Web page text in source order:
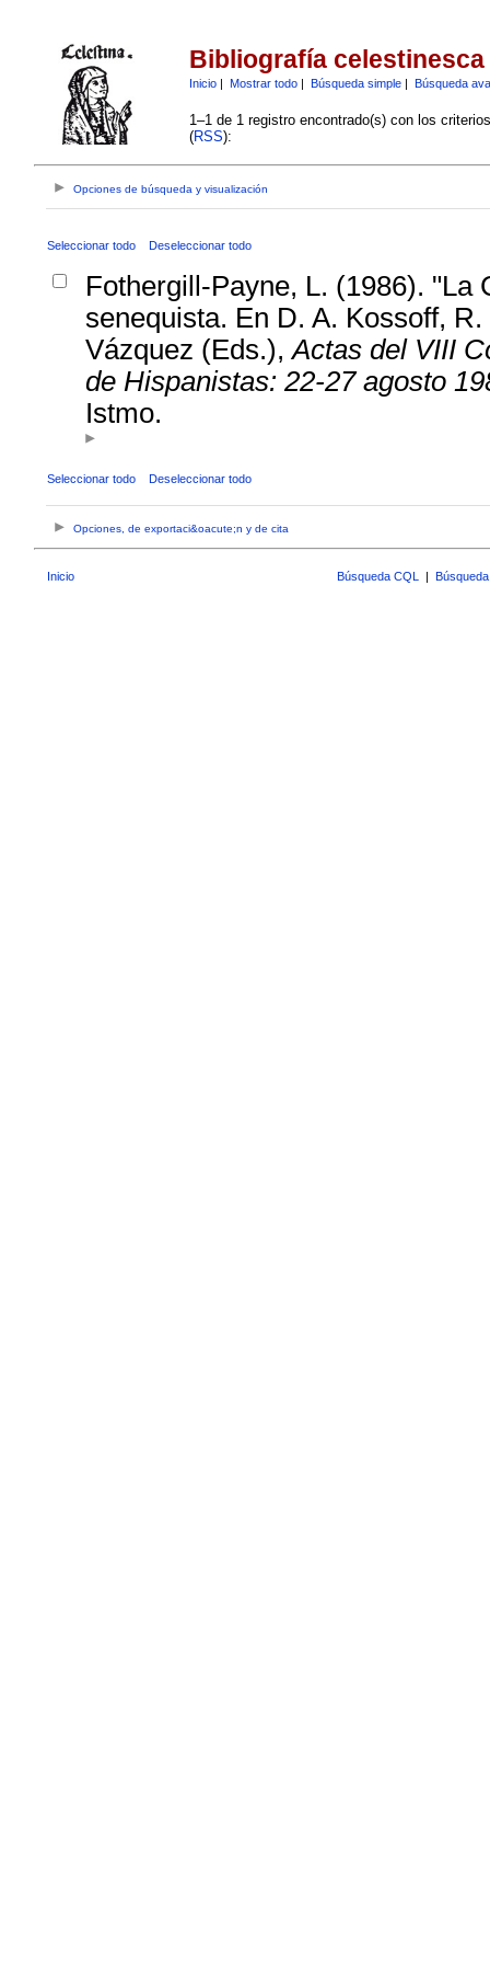
Bibliografía celestinesca
Inicio| Mostrar todo| Búsqueda simple| Búsqueda
1–1 de 1 registro encontrado(s) con los
(RSS):
Opciones de búsqueda y visualización
Seleccionar todo Deseleccionar todo
Fothergill-Payne, L. (1986). "La
senequista. En D. A. Kossoff,
Vázquez (Eds.),Actas del VIII
de Hispanistas: 22-27 agosto
Istmo.
Seleccionar todo Deseleccionar todo
Opciones, de exportaci&oacute;n y de cita
Inicio Búsqueda CQL |